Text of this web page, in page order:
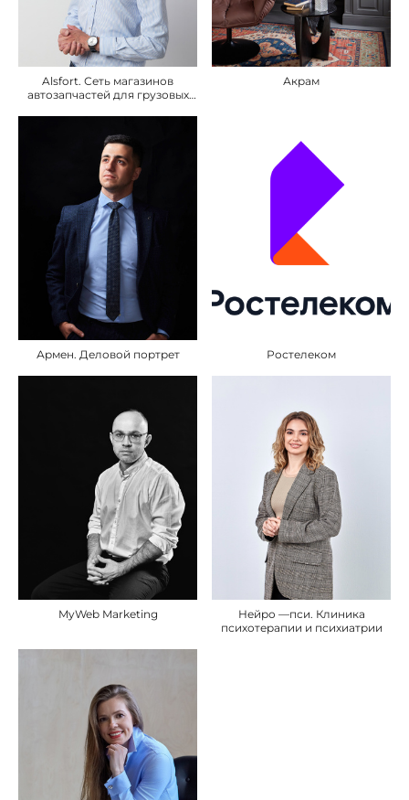
Alsfort. Сеть магазинов
автозапчастей для грузовых
Акрам
Армен. Деловой портрет Ростелеком
MyWeb Marketing
Нейро —пси. Клиника
психотерапии и психиатрии